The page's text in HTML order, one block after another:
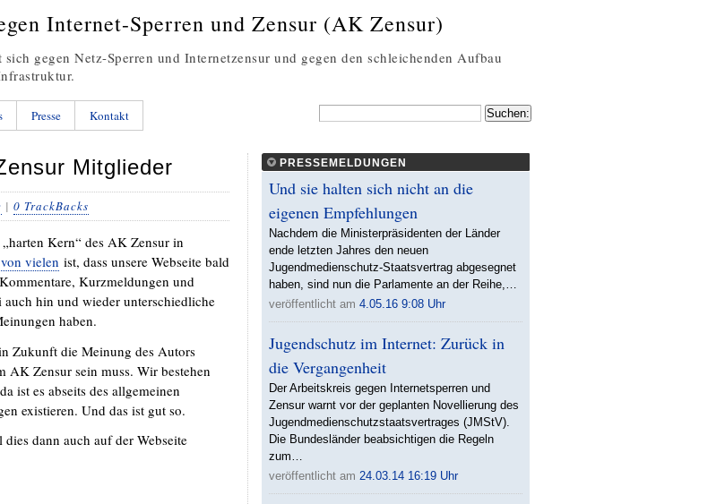
Internet-Sperren und Zensur (AK Zensur)
gegen Netz-Sperren und Internetzensur und gegen den schleichenden Aufbau
Presse Kontakt
Mitglieder
| 0 TrackBacks
Kern“ des AK Zensur in
vielen ist, dass unsere Webseite bald
Kurzmeldungen und
hin und wieder unterschiedliche
haben.
Zukunft die Meinung des Autors
AK Zensur sein muss. Wir bestehen
ist es abseits des allgemeinen
existieren. Und das ist gut so.
dann auch auf der Webseite
PRESSEMELDUNGEN
Und sie halten sich nicht an die
eigenen Empfehlungen
Nachdem die Ministerpräsidenten der Länder
ende letzten Jahres den neuen
Jugendmedienschutz-Staatsvertrag abgesegnet
haben, sind nun die Parlamente an der Reihe,…
veröffentlicht am 4.05.16 9:08 Uhr
Jugendschutz im Internet: Zurück in
die Vergangenheit
Der Arbeitskreis gegen Internetsperren und
Zensur warnt vor der geplanten Novellierung des
Jugendmedienschutzstaatsvertrages (JMStV).
Die Bundesländer beabsichtigen die Regeln
zum…
veröffentlicht am 24.03.14 16:19 Uhr